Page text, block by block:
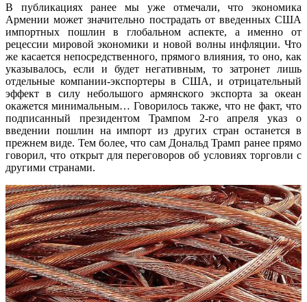
В публикациях ранее мы уже отмечали, что экономика
Армении может значительно пострадать от введенных США
импортных пошлин в глобальном аспекте, а именно от
рецессии мировой экономики и новой волны инфляции. Что
же касается непосредственного, прямого влияния, то оно, как
указывалось, если и будет негативным, то затронет лишь
отдельные компании-экспортеры в США, и отрицательный
эффект в силу небольшого армянского экспорта за океан
окажется минимальным… Говорилось также, что не факт, что
подписанный президентом Трампом 2-го апреля указ о
введении пошлин на импорт из других стран останется в
прежнем виде. Тем более, что сам Дональд Трамп ранее прямо
говорил, что открыт для переговоров об условиях торговли с
другими странами.